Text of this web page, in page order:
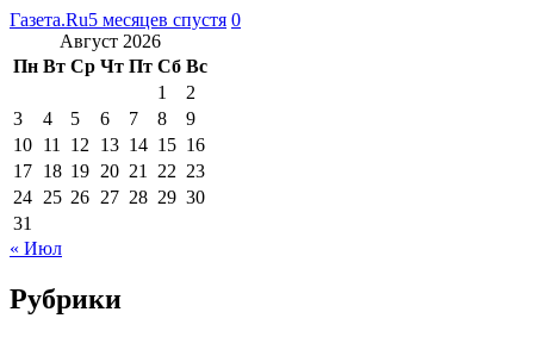
Газета.Ru5 месяцев спустя 0
Август 2026
Пн Вт Ср Чт Пт Сб Вс
1
2
3
4 5 6 7 8
9
10 11 12 13 14 15 16
17 18 19 20 21 22 23
24 25 26 27 28 29 30
31
« Июл
Рубрики